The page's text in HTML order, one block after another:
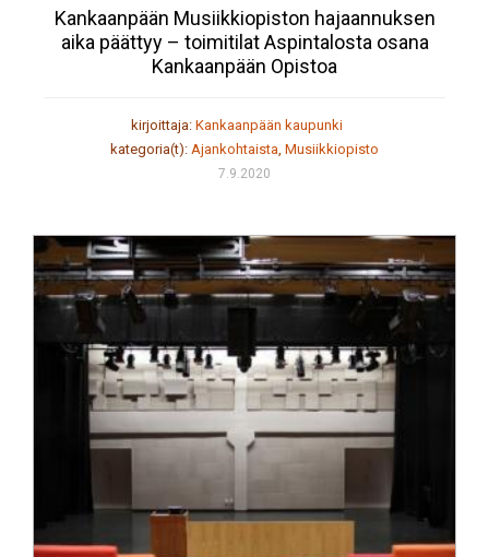
Kankaanpään Musiikkiopiston hajaannuksen
aika päättyy – toimitilat Aspintalosta osana
Kankaanpään Opistoa
kirjoittaja: Kankaanpään kaupunki
kategoria(t): Ajankohtaista, Musiikkiopisto
7.9.2020